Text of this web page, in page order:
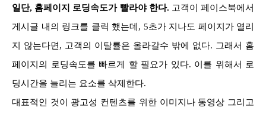
일단, 홈페이지 로딩속도가 빨라야 한다. 고객이 페이스북에서
게시글 내의 링크를 클릭 했는데, 5초가 지나도 페이지가 열리
지 않는다면, 고객의 이탈률은 올라갈수 밖에 없다. 그래서 홈
페이지의 로딩속도를 빠르게 할 필요가 있다. 이를 위해서 로
딩시간을 늘리는 요소를 삭제한다.
대표적인 것이 광고성 컨텐츠를 위한 이미지나 동영상 그리고